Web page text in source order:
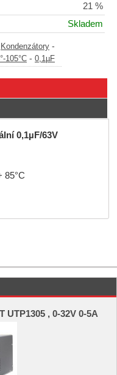
21 %
Skladem
Kondenzátory -
105°C - 0,1µF
0,1µF/63V
85°C
, 0-32V 0-5A